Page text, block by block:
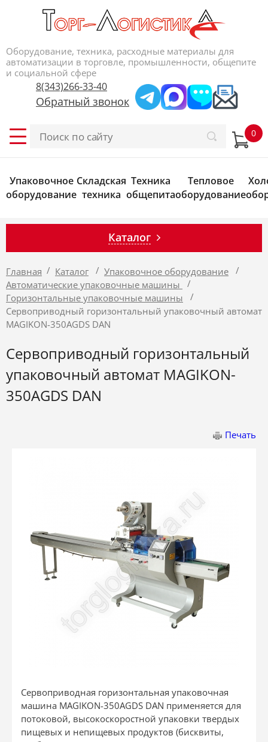
Оборудование, техника, расходные материалы для
автоматизации в торговле, промышленности, общепите
и социальной сфере
8(343)266-33-40
Обратный звонок
Упаковочное
оборудование
Складская
техника
Техника
общепита
Тепловое
оборудование
Каталог
Главная / Каталог / Упаковочное оборудование /
Автоматические упаковочные машины
/
Горизонтальные упаковочные машины
/
Сервоприводный горизонтальный упаковочный автомат
MAGIKON-350AGDS DAN
Сервоприводный горизонтальный
упаковочный автомат MAGIKON-
350AGDS DAN
Печать
Сервоприводная горизонтальная упаковочная
машина MAGIKON-350AGDS DAN применяется для
потоковой, высокоскоростной упаковки твердых
пищевых и непищевых продуктов (бисквиты,